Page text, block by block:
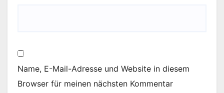
Name, E-Mail-Adresse und Website in diesem
Browser für meinen nächsten Kommentar